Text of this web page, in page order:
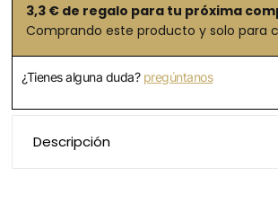
3,3 € de regalo para tu próxima
Comprando este producto y solo para
¿Tienes alguna duda? pregúntanos
Descripción